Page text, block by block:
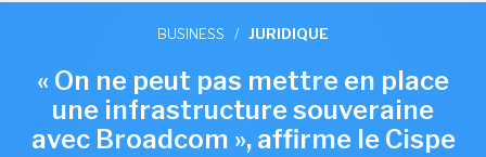
BUSINESS / JURIDIQUE
« On ne peut pas mettre en place
une infrastructure souveraine
avec Broadcom », affirme le Cispe